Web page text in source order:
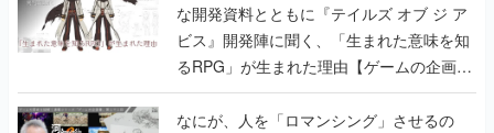
な開発資料とともに『テイルズ オブ ジ ア
ビス』開発陣に聞く、「生まれた意味を知
るRPG」が生まれた理由【ゲームの企画
書】
なにが、人を「ロマンシング」させるの